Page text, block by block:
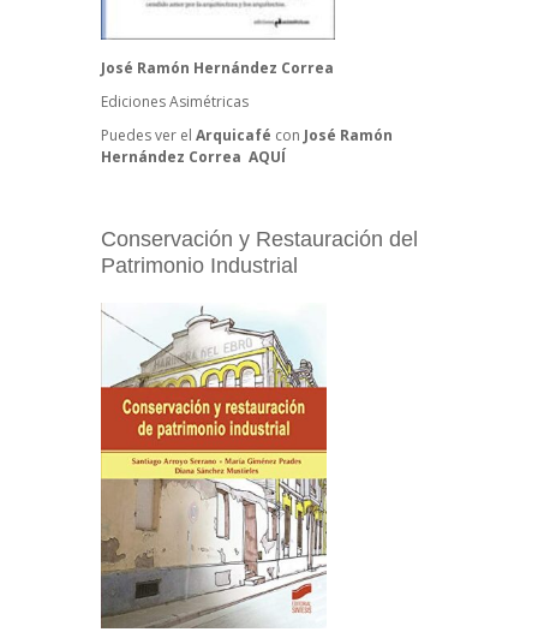
José Ramón Hernández Correa
Ediciones Asimétricas
Puedes ver el Arquicafé con José Ramón
Hernández Correa AQUÍ
Conservación y Restauración del
Patrimonio Industrial